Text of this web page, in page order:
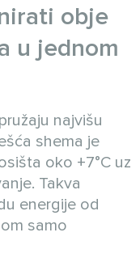
obje
u jednom
najvišu
shema je
oko +7°C uz
Takva
energije od
samo